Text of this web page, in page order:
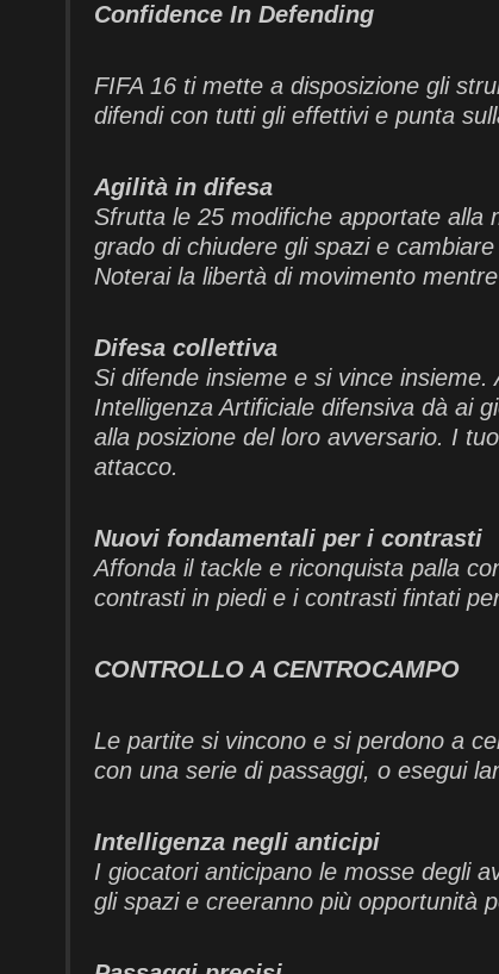
Confidence In Defending
FIFA 16 ti mette a disposizione gli
difendi con tutti gli effettivi e punta
Agilità in difesa
Sfrutta le 25 modifiche apportate alla
grado di chiudere gli spazi e
Noterai la libertà di movimento
Difesa collettiva
Si difende insieme e si vince
Intelligenza Artificiale difensiva dà ai
alla posizione del loro avversario. I
attacco.
Nuovi fondamentali per i contrasti
Affonda il tackle e riconquista palla
contrasti in piedi e i contrasti fintati
CONTROLLO A CENTROCAMPO
Le partite si vincono e si perdono a
con una serie di passaggi, o esegui
Intelligenza negli anticipi
I giocatori anticipano le mosse degli
gli spazi e creeranno più opportunità